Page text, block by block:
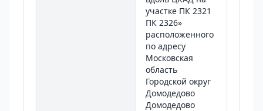
участке ПК 2321
ПК 2326»
расположенного
по адресу
Московская
область
Городской округ
Домодедово
Домодедово